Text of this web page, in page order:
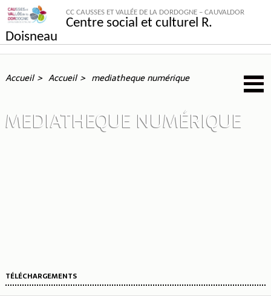
CC CAUSSES ET VALLÉE DE LA DORDOGNE – CAUVALDOR
Centre social et culturel R.
Doisneau
Accueil Accueil mediatheque numérique
MEDIATHEQUE NUMÉRIQUE
TÉLÉCHARGEMENTS